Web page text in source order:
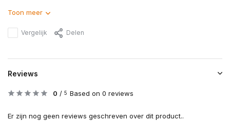
Toon meer
Vergelijk Delen
Reviews
0 / 5 Based on 0 reviews
Er zijn nog geen reviews geschreven over dit product..